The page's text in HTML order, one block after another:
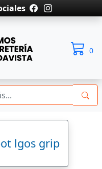
0
lgos grip